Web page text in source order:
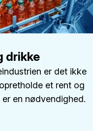
drikke
er det ikke
et rent og
en nødvendighed.